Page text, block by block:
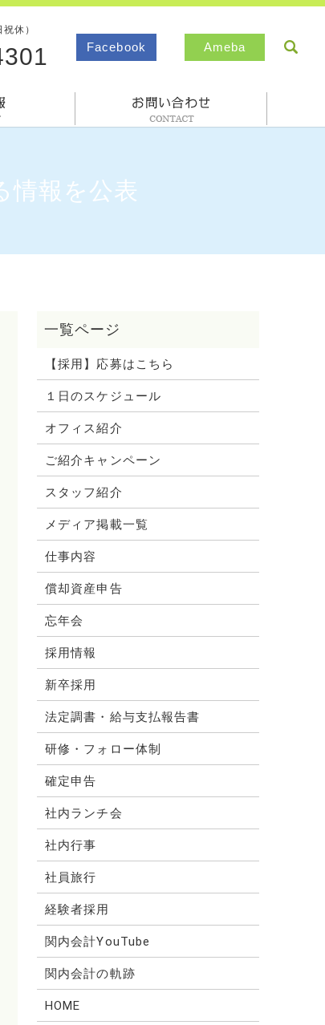
休）
Facebook Ameba
情報を公表
【採用】応募はこちら
１日のスケジュール
オフィス紹介
ご紹介キャンペーン
スタッフ紹介
メディア掲載一覧
仕事内容
償却資産申告
忘年会
採用情報
新卒採用
法定調書・給与支払報告書
研修・フォロー体制
確定申告
社内ランチ会
社内行事
社員旅行
経験者採用
関内会計YouTube
関内会計の軌跡
HOME